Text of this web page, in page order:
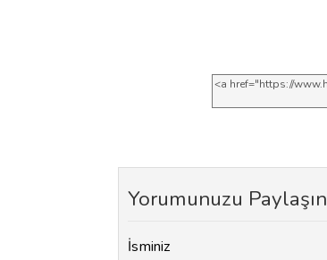
Yorumunuzu Paylaşın
İsminiz